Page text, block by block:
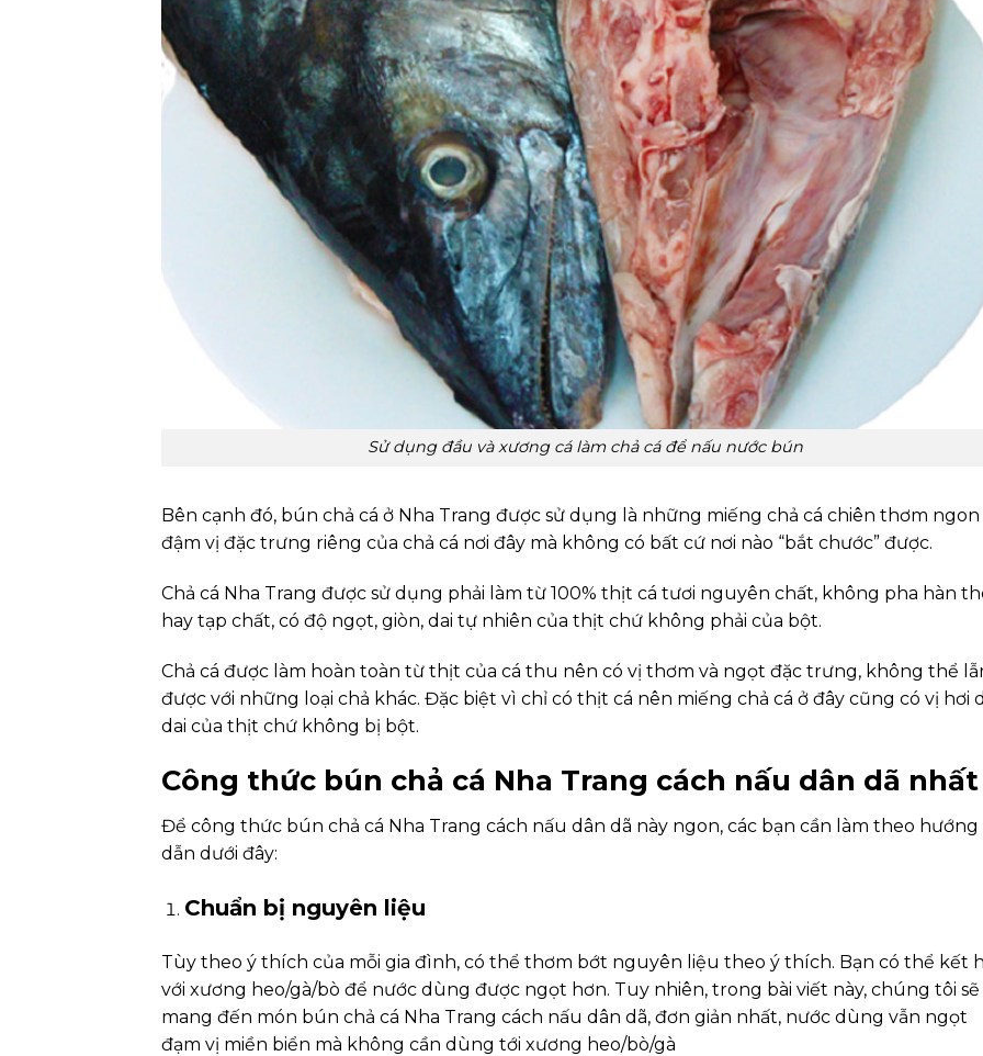
Sử dụng đầu và xương cá làm chả cá để nấu nước bún
Bên cạnh đó, bún chả cá ở Nha Trang được sử dụng là những miếng chả cá chiên thơm ngon
đậm vị đặc trưng riêng của chả cá nơi đây mà không có bất cứ nơi nào “bắt chước” được.
Chả cá Nha Trang được sử dụng phải làm từ 100% thịt cá tươi nguyên chất, không pha hàn
hay tạp chất, có độ ngọt, giòn, dai tự nhiên của thịt chứ không phải của bột.
Chả cá được làm hoàn toàn từ thịt của cá thu nên có vị thơm và ngọt đặc trưng, không thể
được với những loại chả khác. Đặc biệt vì chỉ có thịt cá nên miếng chả cá ở đây cũng có vị hơi
dai của thịt chứ không bị bột.
Công thức bún chả cá Nha Trang cách nấu dân dã nhất
Để công thức bún chả cá Nha Trang cách nấu dân dã này ngon, các bạn cần làm theo hướng
dẫn dưới đây:
Chuẩn bị nguyên liệu
Tùy theo ý thích của mỗi gia đình, có thể thơm bớt nguyên liệu theo ý thích. Bạn có thể kết
với xương heo/gà/bò để nước dùng được ngọt hơn. Tuy nhiên, trong bài viết này, chúng tôi sẽ
mang đến món bún chả cá Nha Trang cách nấu dân dã, đơn giản nhất, nước dùng vẫn ngọt
đạm vị miền biển mà không cần dùng tới xương heo/bò/gà